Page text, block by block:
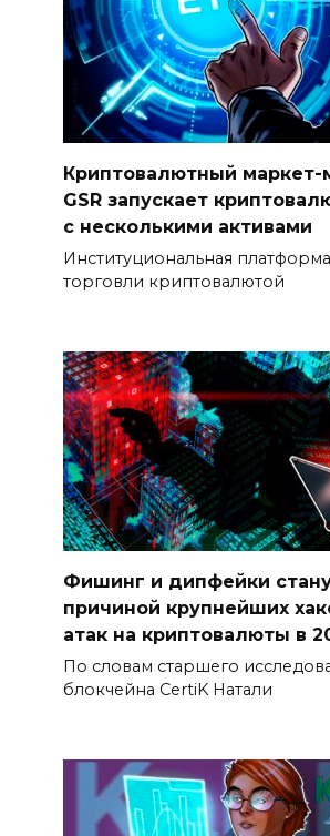
Криптовалютный маркет-
GSR запускает
с несколькими активами
Институциональная
торговли криптовалютой
Фишинг и дипфейки
причиной крупнейших
атак на криптовалюты в
По словам старшего
блокчейна CertiK Натали